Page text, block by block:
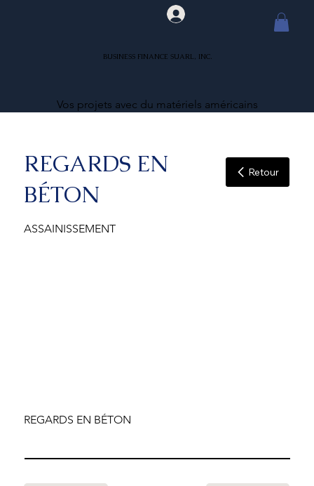
BUSINESS FINANCE SUARL, INC.
Vos projets avec du matériels américains
REGARDS EN
BÉTON
ASSAINISSEMENT
Retour
REGARDS EN BÉTON